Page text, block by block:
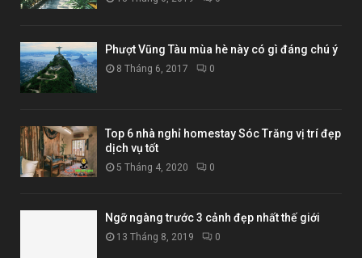
Phượt Vũng Tàu mùa hè này có gì đáng chú ý
8 Tháng 6, 2017 0
Top 6 nhà nghỉ homestay Sóc Trăng vị trí đẹp
dịch vụ tốt
5 Tháng 4, 2020 0
Ngỡ ngàng trước 3 cảnh đẹp nhất thế giới
13 Tháng 8, 2019 0